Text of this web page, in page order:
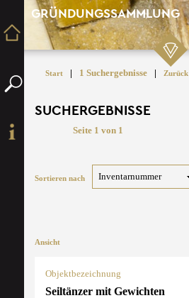
GRÜNDUNGSSAMMLUNG
Start | 1 Suchergebnisse | Zurück
SUCHERGEBNISSE
Seite 1 von 1
Sortieren nach
Ansicht
Objektbezeichnung
Seiltänzer mit Gewichten